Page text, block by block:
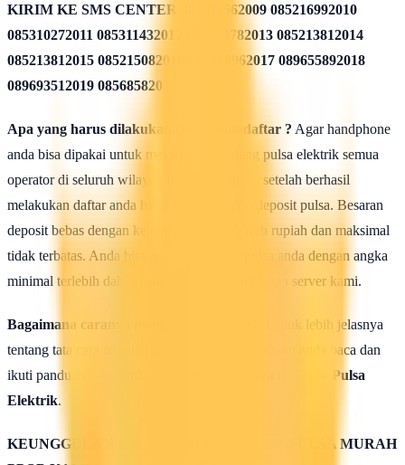
KIRIM KE SMS CENTER
085311562009 085216992010
085310272011 085311432012 085213782013 085213812014
085213812015 085215082016 085819962017 089655892018
089693512019 08568582020
Apa yang harus dilakukan seusai Mendaftar ? Agar handphone
anda bisa dipakai untuk melakukan isi ulang pulsa elektrik semua
operator di seluruh wilayah Indonesia, maka setelah berhasil
melakukan daftar anda harus mengisi saldo deposit pulsa. Besaran
deposit bebas dengan ketentuan minimal 50rb rupiah dan maksimal
tidak terbatas. Anda bisa isi deposit saldo pulsa anda dengan angka
minimal terlebih dahulu untuk uji coba kehebatan server kami.
Bagaimana caranya mengisi saldo pulsa ?
Untuk lebih jelasnya
tentang tata cara isi saldo deposit pulsa ini silahkan anda baca dan
ikuti panduan yang terdapat di halaman :
Cara isi Saldo Pulsa
Elektrik.
KEUNGGULAN & KELEBIHAN SERVER PULSA MURAH